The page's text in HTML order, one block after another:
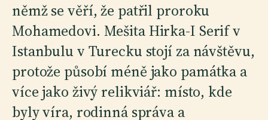
němž se věří, že patřil proroku
Mohamedovi. Mešita Hirka-I Serif v
Istanbulu v Turecku stojí za návštěvu,
protože působí méně jako památka a
více jako živý relikviář: místo, kde
byly víra, rodinná správa a